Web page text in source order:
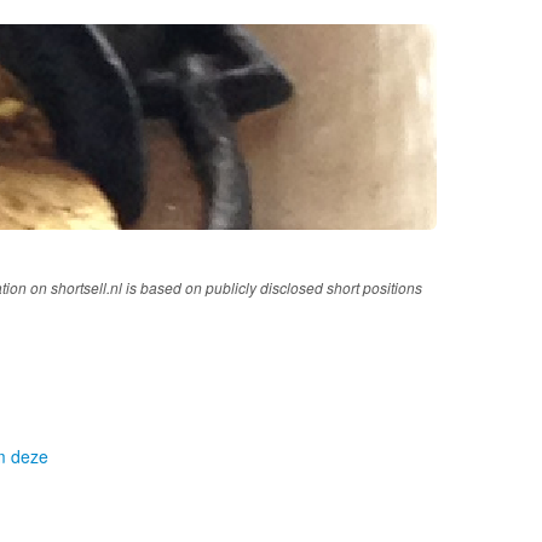
on shortsell.nl is based on publicly disclosed short positions
deze